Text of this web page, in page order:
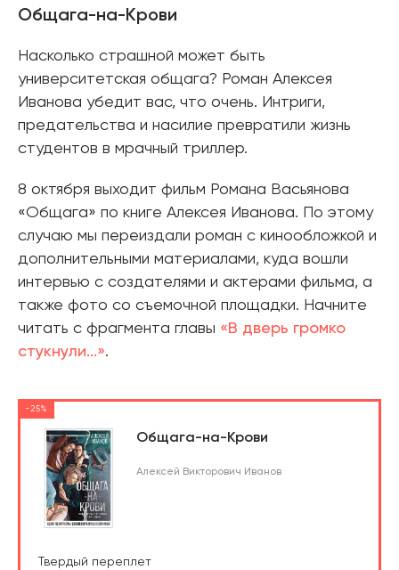
Общага-на-Крови
Насколько страшной может быть
университетская общага? Роман Алексея
Иванова убедит вас, что очень. Интриги,
предательства и насилие превратили жизнь
студентов в мрачный триллер.
8 октября выходит фильм Романа Васьянова
«Общага» по книге Алексея Иванова. По этому
случаю мы переиздали роман с кинообложкой и
дополнительными материалами, куда вошли
интервью с создателями и актерами фильма, а
также фото со съемочной площадки. Начните
читать с фрагмента главы «В дверь громко
стукнули...».
-25%
Общага-на-Крови
Алексей Викторович Иванов
Твердый переплет